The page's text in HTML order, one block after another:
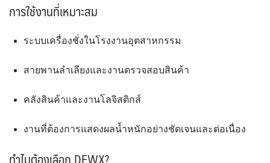
การใช้งานที่เหมาะสม
ระบบเครื่องชั่งในโรงงานอุตสาหกรรม
สายพานลำเลียงและงานตรวจสอบสินค้า
คลังสินค้าและงานโลจิสติกส์
งานที่ต้องการแสดงผลน้ำหนักอย่างชัดเจนและต่อเนื่อง